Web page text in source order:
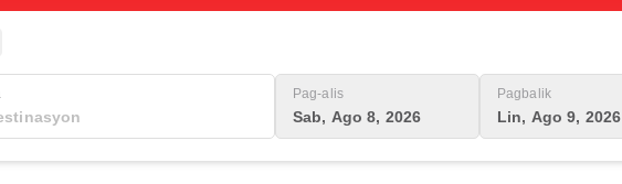
Pag-alis
Sab, Ago 8, 2026
Pagbalik
Lin, Ago 9, 2026